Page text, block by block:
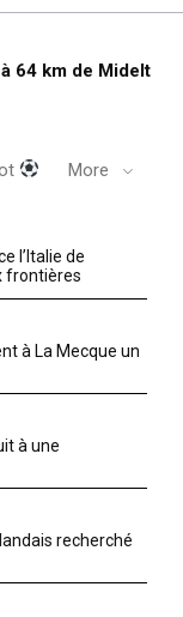
64 km de Midelt
More
l’Italie de
frontières
à La Mecque un
à une
recherché